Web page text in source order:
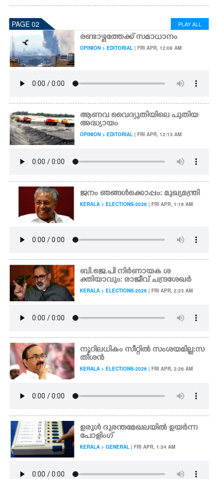
PAGE 02 PLAY ALL
രണ്ടാഴ്ചത്തേക്ക് സമാധാനം
OPINION > EDITORIAL | FRI APR, 12:08 AM
ആണവ വൈദ്യുതിയിലെ പുതിയ
അദ്ധ്യായം
OPINION > EDITORIAL | FRI APR, 12:13 AM
ജനം ഞങ്ങൾക്കൊപ്പം: മുഖ്യമന്ത്രി
KERALA > ELECTIONS-2026 | FRI APR, 1:18 AM
ബി.ജെ.പി നിർണായക ശ
ക്തിയാവും: രാജീവ് ചന്ദ്രശേഖർ
KERALA > ELECTIONS-2026 | FRI APR, 2:23 AM
നൂറിലധികം സീറ്റിൽ സംശയമില്ല:സ
തീശൻ
KERALA > ELECTIONS-2026 | FRI APR, 2:26 AM
ഉരുൾ ദുരന്തമേഖലയിൽ ഉയർന്ന
പോളിംഗ്
KERALA > GENERAL | FRI APR, 1:34 AM